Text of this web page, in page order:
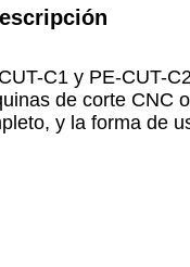
C1 y PE-CUT-
de corte CNC
y la forma de